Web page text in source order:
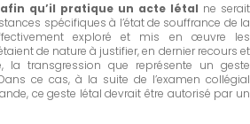
qu’il pratique un acte létal ne serait
spécifiques à l’état de souffrance de la
exploré et mis en œuvre les
de nature à justifier, en dernier recours et
la transgression que représente un geste
ce cas, à la suite de l’examen collégial
ce geste létal devrait être autorisé par un